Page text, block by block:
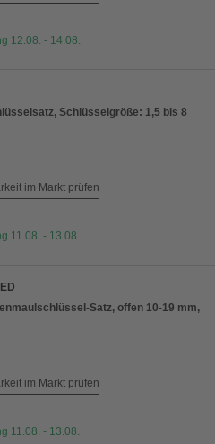
12.08. - 14.08.
Schlüsselgröße: 1,5 bis 8
im Markt prüfen
11.08. - 13.08.
Satz, offen 10-19 mm,
im Markt prüfen
11.08. - 13.08.